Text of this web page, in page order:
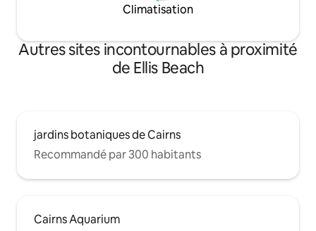
Climatisation
Autres sites incontournables à proximité
de Ellis Beach
jardins botaniques de Cairns
Recommandé par 300 habitants
Cairns Aquarium